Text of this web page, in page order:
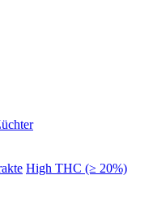
High THC (≥ 20%)